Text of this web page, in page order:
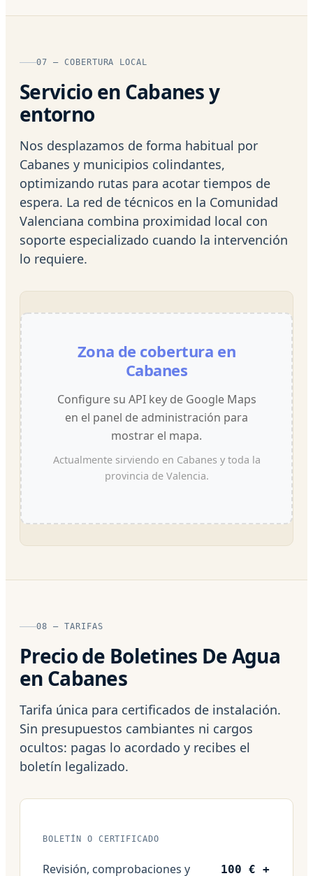
07 — COBERTURA LOCAL
Servicio en Cabanes y
entorno
Nos desplazamos de forma habitual por
Cabanes y municipios colindantes,
optimizando rutas para acotar tiempos de
espera. La red de técnicos en la Comunidad
Valenciana combina proximidad local con
soporte especializado cuando la intervención
lo requiere.
Zona de cobertura en
Cabanes
Configure su API key de Google Maps
en el panel de administración para
mostrar el mapa.
Actualmente sirviendo en Cabanes y toda la
provincia de Valencia.
08 — TARIFAS
Precio de Boletines De Agua
en Cabanes
Tarifa única para certificados de instalación.
Sin presupuestos cambiantes ni cargos
ocultos: pagas lo acordado y recibes el
boletín legalizado.
BOLETÍN O CERTIFICADO
Revisión, comprobaciones y
100 € +